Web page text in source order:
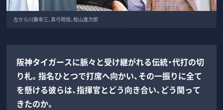
左から川藤幸三、真弓明信、桧山進次郎
阪神タイガースに脈々と受け継がれる伝統・代打の切
り札。指名ひとつで打席へ向かい、その一振りに全て
を懸ける彼らは、指揮官とどう向き合い、どう関って
きたのか。